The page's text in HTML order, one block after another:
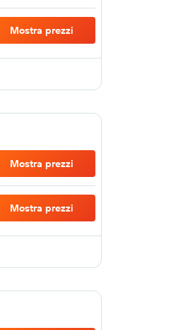
Mostra prezzi
Mostra prezzi
Mostra prezzi